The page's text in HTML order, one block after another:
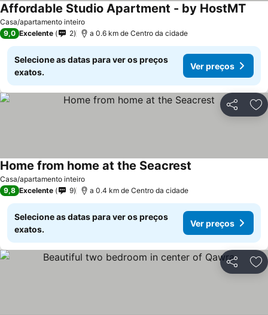
Casa/apartamento inteiro
Affordable Studio Apartment - by HostMT
9,0 Excelente 2 a 0.6 km de Centro da cidade
Selecione as datas para ver os preços
exatos.
Ver preços
Partilhar
Casa/apartamento inteiro
Home from home at the Seacrest
9,8 Excelente 9 a 0.4 km de Centro da cidade
Selecione as datas para ver os preços
exatos.
Ver preços
Partilhar